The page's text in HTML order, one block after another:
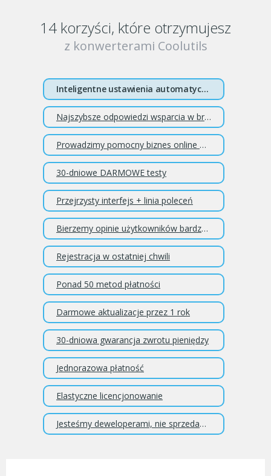
14 korzyści, które otrzymujesz
z konwerterami Coolutils
Inteligentne ustawienia automatyczne
Najszybsze odpowiedzi wsparcia w branży
Prowadzimy pomocny biznes online od 2003 roku
30-dniowe DARMOWE testy
Przejrzysty interfejs + linia poleceń
Bierzemy opinie użytkowników bardzo poważnie
Rejestracja w ostatniej chwili
Ponad 50 metod płatności
Darmowe aktualizacje przez 1 rok
30-dniowa gwarancja zwrotu pieniędzy
Jednorazowa płatność
Elastyczne licencjonowanie
Jesteśmy deweloperami, nie sprzedawcami